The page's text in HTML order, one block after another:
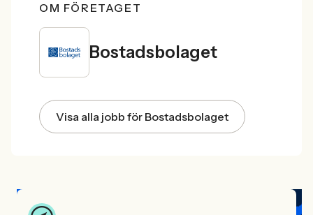
OM FÖRETAGET
Bostadsbolaget
Visa alla jobb för Bostadsbolaget